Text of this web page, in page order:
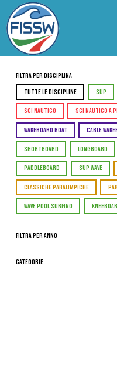
Filtra per Disciplina
TUTTE LE DISCIPLINE SUP
SCI NAUTICO SCI NAUTICO A
WAKEBOARD BOAT CABLE
SHORTBOARD LONGBOARD
PADDLEBOARD SUP WAVE
CLASSICHE PARALIMPICHE
WAVE POOL SURFING
Filtra per Anno
Categorie